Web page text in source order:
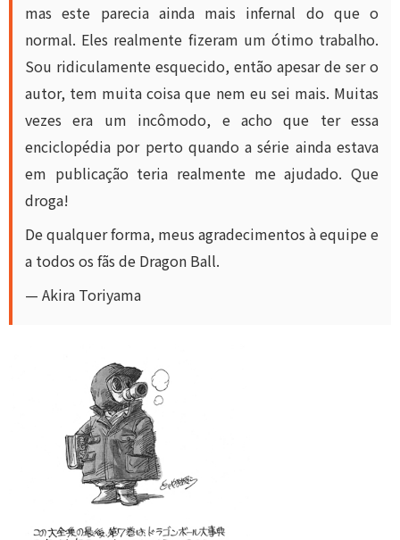
mas este parecia ainda mais infernal do que o
normal. Eles realmente fizeram um ótimo trabalho.
Sou ridiculamente esquecido, então apesar de ser o
autor, tem muita coisa que nem eu sei mais. Muitas
vezes era um incômodo, e acho que ter essa
enciclopédia por perto quando a série ainda estava
em publicação teria realmente me ajudado. Que
droga!
De qualquer forma, meus agradecimentos à equipe e
a todos os fãs de Dragon Ball.
— Akira Toriyama